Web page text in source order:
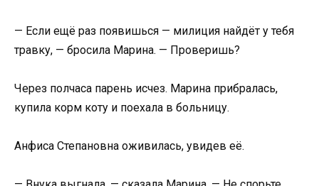
— Если ещё раз появишься — милиция найдёт у тебя
травку, — бросила Марина. — Проверишь?
Через полчаса парень исчез. Марина прибралась,
купила корм коту и поехала в больницу.
Анфиса Степановна оживилась, увидев её.